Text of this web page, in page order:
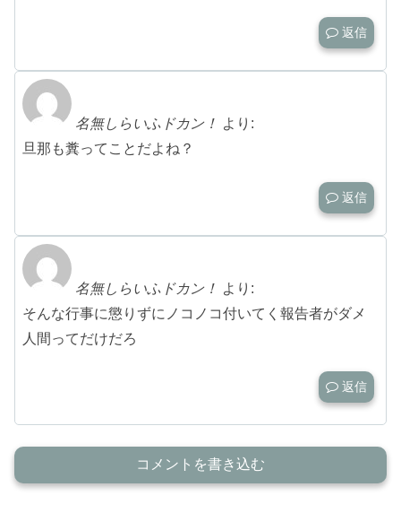
返信
名無しらいふドカン！ より:
旦那も糞ってことだよね？
返信
名無しらいふドカン！ より:
そんな行事に懲りずにノコノコ付いてく報告者がダメ
人間ってだけだろ
返信
コメントを書き込む